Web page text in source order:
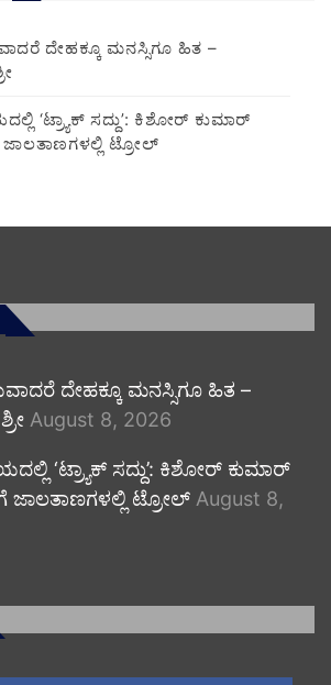
ದೇಹಕ್ಕೂ ಮನಸ್ಸಿಗೂ ಹಿತ –
‘ಟ್ರ್ಯಾಕ್ ಸದ್ದು’: ಕಿಶೋರ್ ಕುಮಾರ್
ಟ್ರೋಲ್
ದೇಹಕ್ಕೂ ಮನಸ್ಸಿಗೂ ಹಿತ –
August 8, 2026
‘ಟ್ರ್ಯಾಕ್ ಸದ್ದು’: ಕಿಶೋರ್ ಕುಮಾರ್
ಜಾಲತಾಣಗಳಲ್ಲಿ ಟ್ರೋಲ್ August 8,